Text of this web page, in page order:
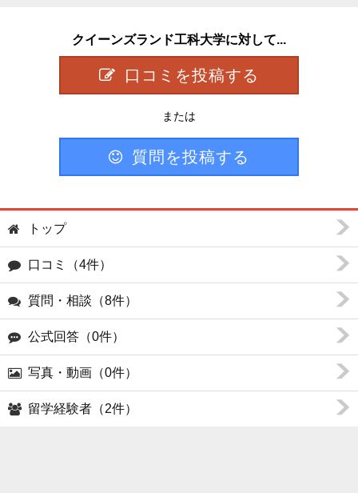
クイーンズランド工科大学に対して...
口コミを投稿する
または
質問を投稿する
トップ
口コミ（4件）
質問・相談（8件）
公式回答（0件）
写真・動画（0件）
留学経験者（2件）